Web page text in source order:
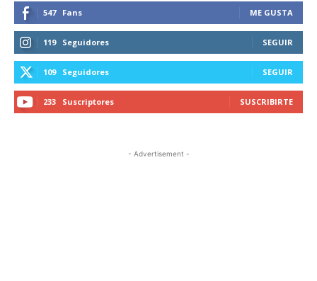
547 Fans ME GUSTA
119 Seguidores SEGUIR
109 Seguidores SEGUIR
233 Suscriptores SUSCRIBIRTE
- Advertisement -